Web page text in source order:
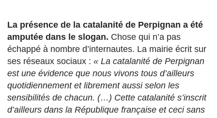
La présence de la catalanité de Perpignan a été
amputée dans le slogan. Chose qui n’a pas
échappé à nombre d’internautes. La mairie écrit sur
ses réseaux sociaux : « La catalanité de Perpignan
est une évidence que nous vivons tous d’ailleurs
quotidiennement et librement aussi selon les
sensibilités de chacun. (…) Cette catalanité s’inscrit
d’ailleurs dans la République française et ceci sans